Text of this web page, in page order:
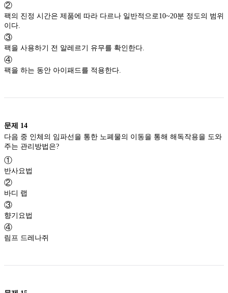
②
팩의 진정 시간은 제품에 따라 다르나 일반적으로10~20분 정도의 범위
이다.
③
팩을 사용하기 전 알레르기 유무를 확인한다.
④
팩을 하는 동안 아이패드를 적용한다.
문제 14
다음 중 인체의 임파선을 통한 노폐물의 이동을 통해 해독작용을 도와
①
반사요법
②
바디 랩
③
향기요법
④
림프 드레나쥐